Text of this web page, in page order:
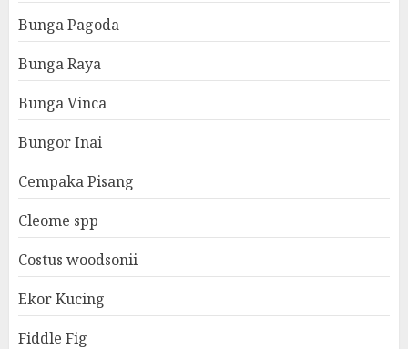
Bunga Pagoda
Bunga Raya
Bunga Vinca
Bungor Inai
Cempaka Pisang
Cleome spp
Costus woodsonii
Ekor Kucing
Fiddle Fig